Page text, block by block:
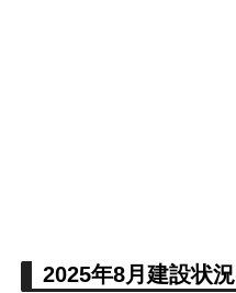
2025年8月建設状況